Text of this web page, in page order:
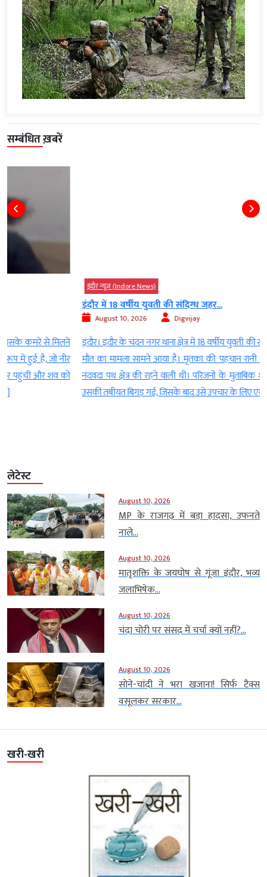
सम्बंधित ख़बरें
इंदौर न्यूज़ (Indore News)
इंदौर में 18 वर्षीय युवती की संदिग्ध जहर...
Digvijay
इंदौर। इंदौर के चंदन नगर थाना क्षेत्र में 18 वर्षीय युवती की संदिग्ध परिस्थितियों में
मौत का मामला सामने आया है। मृतका की पहचान रानी के रूप में हुई है, जो
नंदवदा पथ क्षेत्र की रहने वाली थी। परिजनों के मुताबिक शनिवार रात अचानक
उसकी तबीयत बिगड़ गई, जिसके बाद उसे उपचार के लिए एमवाय […]
लेटेस्ट
August 10, 2026
MP के राजगढ़ में बड़ा हादसा, उफनते
नाले...
August 10, 2026
मातृशक्ति के जयघोष से गूंजा इंदौर, भव्य
जलाभिषेक...
August 10, 2026
चंदा चोरी पर संसद में चर्चा क्यों नहीं?...
August 10, 2026
सोने-चांदी ने भरा खजाना! सिर्फ टैक्स
वसूलकर सरकार...
खरी-खरी